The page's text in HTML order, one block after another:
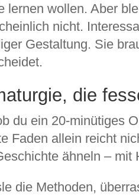
lernen wollen. Aber
nicht.
Gestaltung. Sie
die
du ein 20-minütiges
Faden allein reicht
ähneln – mit
die Methoden,